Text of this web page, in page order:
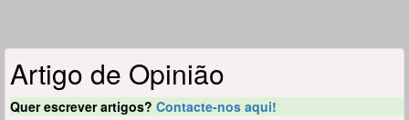
Artigo de Opinião
Quer escrever artigos? Contacte-nos aqui!